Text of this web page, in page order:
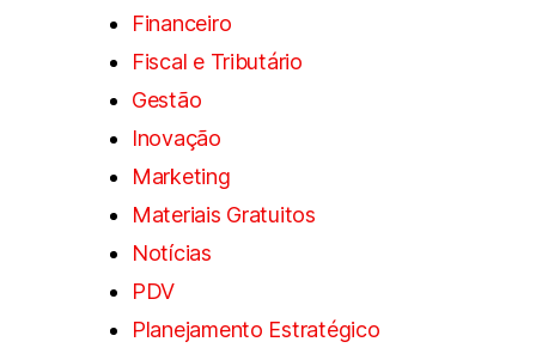
Financeiro
Fiscal e Tributário
Gestão
Inovação
Marketing
Materiais Gratuitos
Notícias
PDV
Planejamento Estratégico